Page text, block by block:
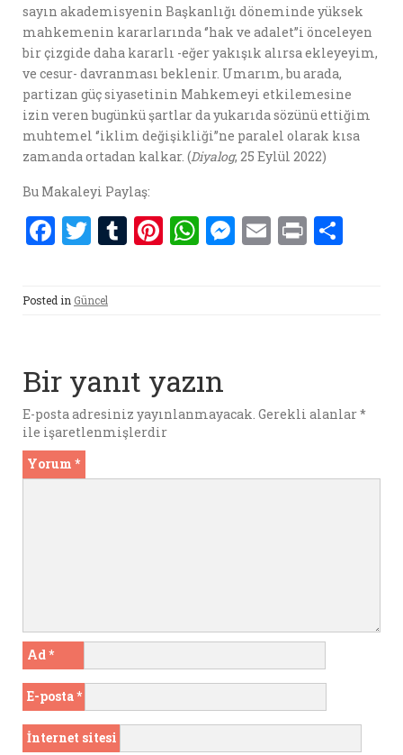
sayın akademisyenin Başkanlığı döneminde yüksek
mahkemenin kararlarında ‘’hak ve adalet’’i önceleyen
bir çizgide daha kararlı -eğer yakışık alırsa ekleyeyim,
ve cesur- davranması beklenir. Umarım, bu arada,
partizan güç siyasetinin Mahkemeyi etkilemesine
izin veren bugünkü şartlar da yukarıda sözünü ettiğim
muhtemel ‘’iklim değişikliği’’ne paralel olarak kısa
zamanda ortadan kalkar. (Diyalog, 25 Eylül 2022)
Bu Makaleyi Paylaş:
F
ce
b
o
k
T
it
te
T Pi W
p
p
M E P
Posted in Güncel
Bir yanıt yazın
E-posta adresiniz yayınlanmayacak. Gerekli alanlar*
ile işaretlenmişlerdir
Yorum *
Ad*
E-posta*
İnternet sitesi